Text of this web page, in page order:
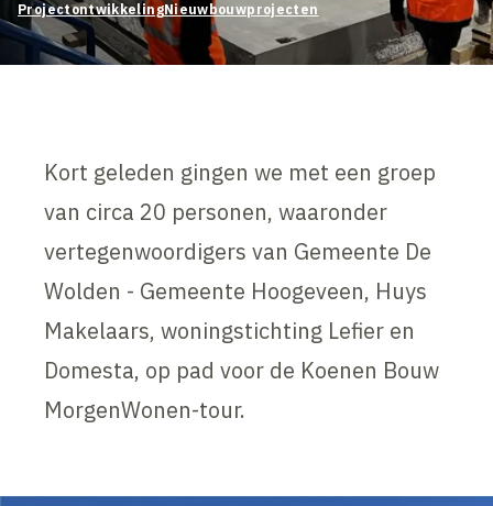
ProjectontwikkelingNieuwbouwprojecten
Kort geleden gingen we met een groep
van circa 20 personen, waaronder
vertegenwoordigers van Gemeente De
Wolden - Gemeente Hoogeveen, Huys
Makelaars, woningstichting Lefier en
Domesta, op pad voor de Koenen Bouw
MorgenWonen-tour.